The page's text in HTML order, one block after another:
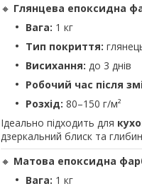
🔸 Глянцева епоксидна
Вага: 1 кг
Тип покриття:
Висихання: до 3 днів
Робочий час після
Розхід: 80–150 г/м²
Ідеально підходить для
дзеркальний блиск та
🔸 Матова епоксидна
Вага: 1 кг